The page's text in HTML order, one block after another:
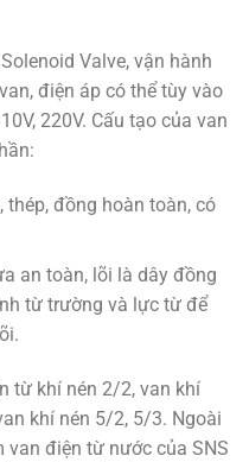
Valve, vận hành
điện áp có thể tùy vào
220V. Cấu tạo của van
đồng hoàn toàn, có
an toàn, lõi là dây đồng
từ trường và lực từ để
từ khí nén 2/2, van khí
khí nén 5/2, 5/3. Ngoài
van điện từ nước của SNS